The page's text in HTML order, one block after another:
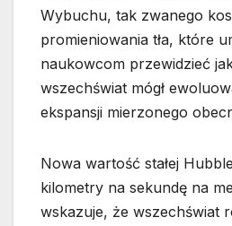
Wybuchu, tak zwanego
promieniowania tła, które
naukowcom przewidzieć
wszechświat mógł
ekspansji mierzonego
Nowa wartość stałej
kilometry na sekundę na
wskazuje, że wszechświat